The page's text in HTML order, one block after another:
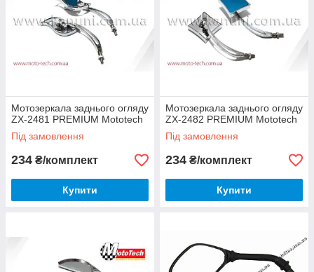
Мотозеркала заднього огляду
ZX-2481 PREMIUM Mototech
Під замовлення
234 ₴/комплект
Купити
Мотозеркала заднього огляду
ZX-2482 PREMIUM Mototech
Під замовлення
234 ₴/комплект
Купити